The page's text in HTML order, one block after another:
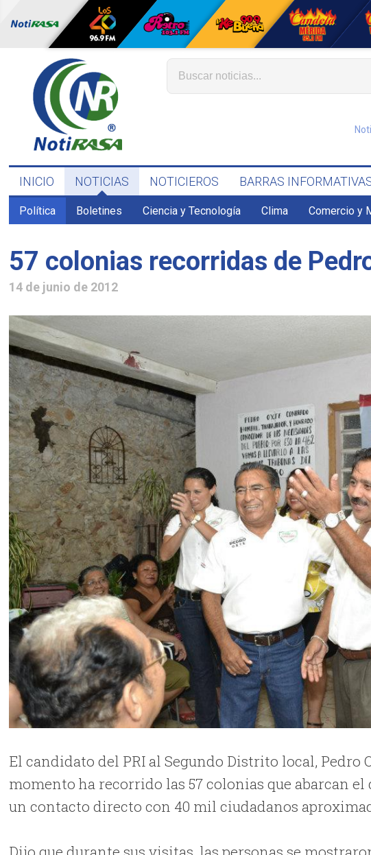
INICIO NOTICIAS NOTICIEROS BARRAS
Política Boletines Ciencia y Tecnología Clima Comercio y
57 colonias recorridas de
14 de junio de 2012
El candidato del PRI al Segundo Distrito local, Pedro
momento ha recorrido las 57 colonias que abarcan
un contacto directo con 40 mil ciudadanos